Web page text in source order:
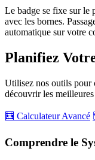
Le badge se fixe sur le
avec les bornes.
automatique sur votre
Planifiez
Utilisez nos outils pour
découvrir les
🧮 Calculateur Avancé
Comprendre le